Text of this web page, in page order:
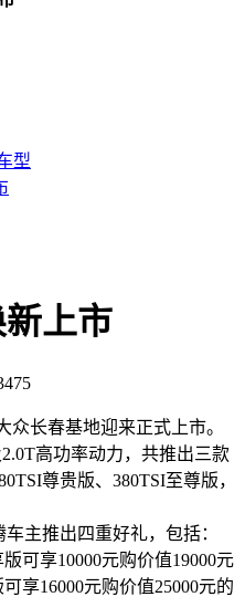
型
上市
众长春基地迎来正式上市。
高功率动力，共推出三款
尊贵版、380TSI至尊版，
主推出四重好礼，包括：
可享10000元购价值19000元
享16000元购价值25000元的